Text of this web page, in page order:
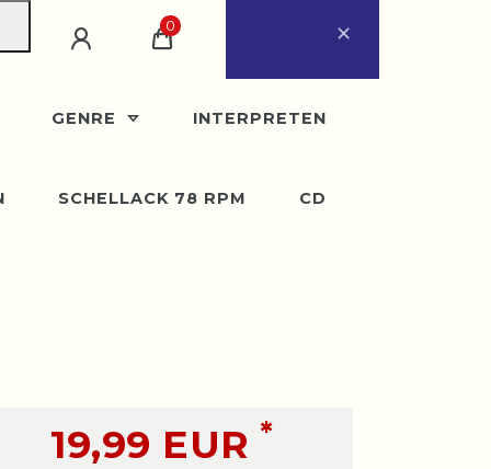
×
0
GENRE INTERPRETEN
SCHELLACK 78 RPM CD
19,99 EUR*